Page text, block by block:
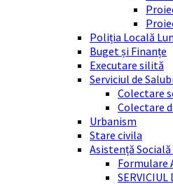
Poliția Locală
Buget și Finanțe
Executare silită
Serviciul de
Colectare
Colectare
Urbanism
Stare civila
Asistență Socială
Formulare
SERVICIUL